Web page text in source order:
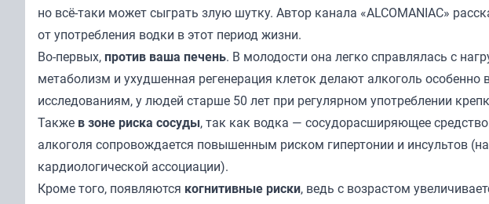
но всё-таки может сыграть злую шутку. Автор канала «ALCOMANIAC»
от употребления водки в этот период жизни.
Во-первых,против ваша печень. В молодости она легко справлялась с
метаболизм и ухудшенная регенерация клеток делают алкоголь особенно
исследованиям, у людей старше 50 лет при регулярном употреблении
Также в зоне риска сосуды, так как водка — сосудорасширяющее
алкоголя сопровождается повышенным риском гипертонии и инсультов
кардиологической ассоциации).
Кроме того, появляются когнитивные риски, ведь с возрастом